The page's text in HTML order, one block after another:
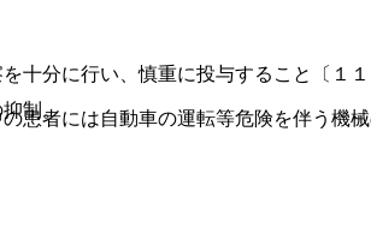
分に行い、慎重に投与すること〔１１
者には自動車の運転等危険を伴う機
制。